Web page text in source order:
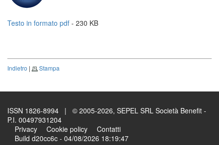
Testo in formato pdf - 230 KB
Indietro | Stampa
ISSN 1826-8994 | © 2005-2026, SEPEL SRL Società Benefit -
P.I. 00497931204
Privacy
Cookie policy
Contatti
Build d20cc6c - 04/08/2026 18:19:47